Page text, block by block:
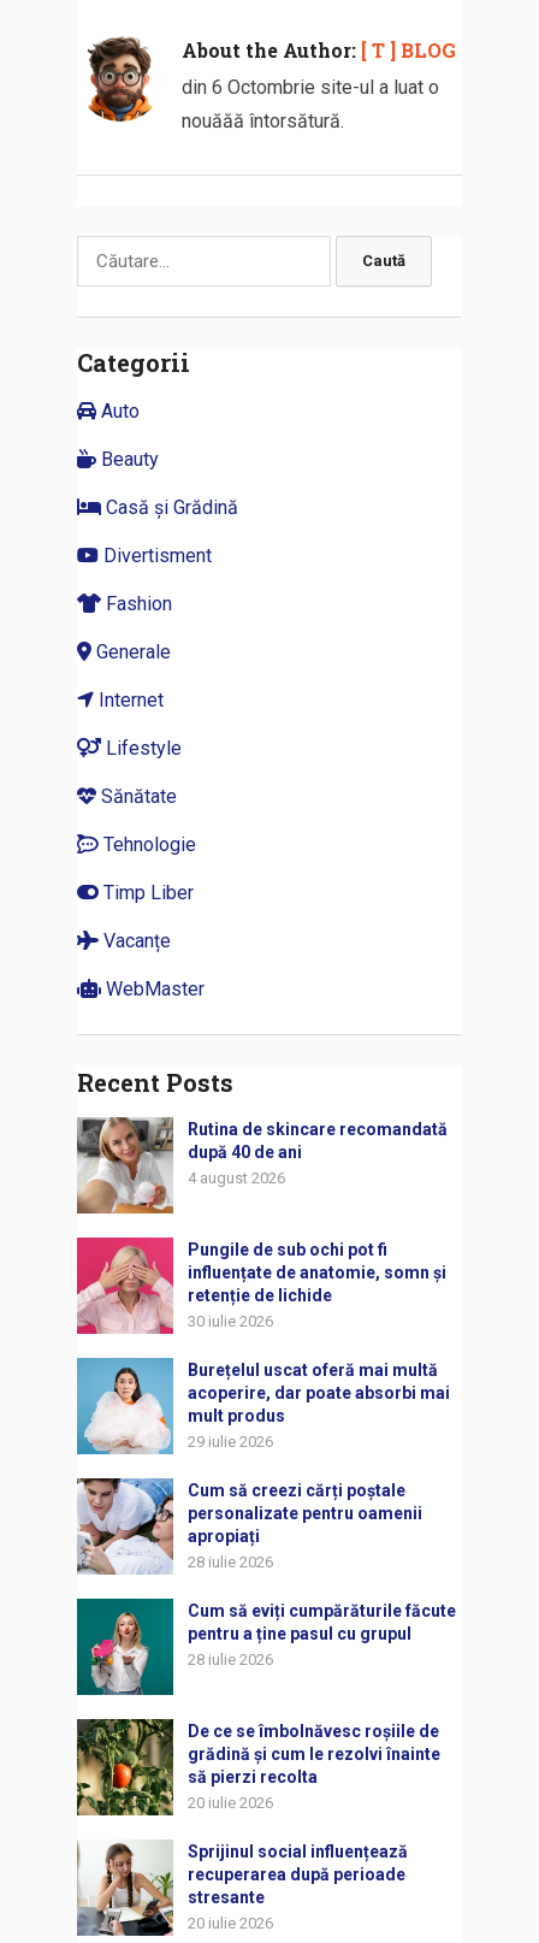
About the Author: [ T ] BLOG
din 6 Octombrie site-ul a luat o
nouăăă întorsătură.
Caută
după:
Categorii
Auto
Beauty
Casă și Grădină
Divertisment
Fashion
Generale
Internet
Lifestyle
Sănătate
Tehnologie
Timp Liber
Vacanțe
WebMaster
Recent Posts
Rutina de skincare recomandată
după 40 de ani
4 august 2026
Pungile de sub ochi pot fi
influențate de anatomie, somn și
retenție de lichide
30 iulie 2026
Burețelul uscat oferă mai multă
acoperire, dar poate absorbi mai
mult produs
29 iulie 2026
Cum să creezi cărți poștale
personalizate pentru oamenii
apropiați
28 iulie 2026
Cum să eviți cumpărăturile făcute
pentru a ține pasul cu grupul
28 iulie 2026
De ce se îmbolnăvesc roșiile de
grădină și cum le rezolvi înainte
să pierzi recolta
20 iulie 2026
Sprijinul social influențează
recuperarea după perioade
stresante
20 iulie 2026